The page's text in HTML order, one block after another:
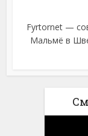
Fyrtornet —
Мальмё в